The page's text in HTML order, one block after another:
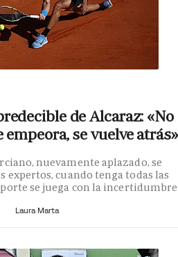
de Alcaraz: «No
empeora, se vuelve atrás»
nuevamente aplazado, se
expertos, cuando tenga todas las
se juega con la
Laura Marta